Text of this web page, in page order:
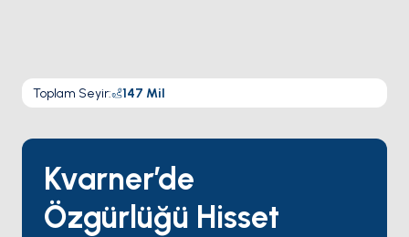
Toplam Seyir: 147 Mil
Kvarner’de
Özgürlüğü Hisset